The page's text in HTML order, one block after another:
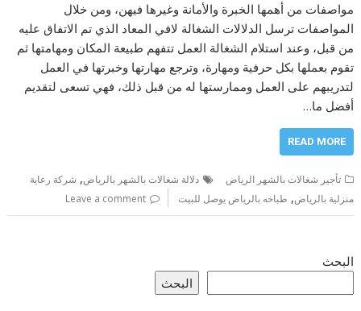
مواصفات من أهمها الخبرة والأمانة وغيرها فيهن، ومن خلال
المواصفات ترسل الدلالات الشغالة لافي المعاد الذي تم الاتفاق عليه
من قبل، وعند استلام الشغالة العمل تتفهم طبيعة المكان ومهامتها ثم
تقوم بعملها بكل حرفية ومهارة، وترجع مهارتها وخبرتها في العمل
لتدريبهم على العمل وممارستها له من قبل ذلك، فهي تسعى لتقديم
أفضل ما…
READ MORE
تأجير شغالات بالشهر الرياض دلالة شغالات بالشهر بالرياض, شركة رعاية
منزلية بالرياض, طباخه بالرياض يوصل للبيت Leave a comment
البحث
البحث